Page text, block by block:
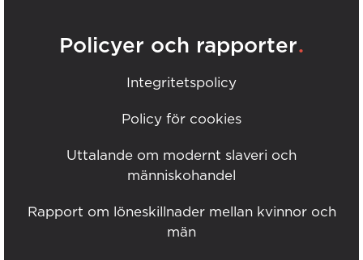
Policyer och rapporter.
Integritetspolicy
Policy för cookies
Uttalande om modernt slaveri och
människohandel
Rapport om löneskillnader mellan kvinnor och
män